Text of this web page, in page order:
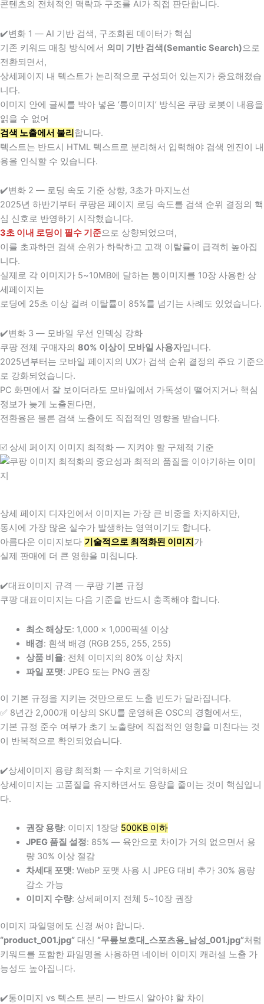
콘텐츠의 전체적인 맥락과 구조를 AI가 직접 판단합니다.
✔️변화 1 — AI 기반 검색, 구조화된 데이터가 핵심
기존 키워드 매칭 방식에서 의미 기반 검색(Semantic Search)으로
전환되면서,
상세페이지 내 텍스트가 논리적으로 구성되어 있는지가 중요해졌습
니다.
이미지 안에 글씨를 박아 넣은 ‘통이미지’ 방식은 쿠팡 로봇이 내용을
읽을 수 없어
검색 노출에서 불리합니다.
텍스트는 반드시 HTML 텍스트로 분리해서 입력해야 검색 엔진이 내
용을 인식할 수 있습니다.
✔️변화 2 — 로딩 속도 기준 상향, 3초가 마지노선
2025년 하반기부터 쿠팡은 페이지 로딩 속도를 검색 순위 결정의 핵
심 신호로 반영하기 시작했습니다.
3초 이내 로딩이 필수 기준으로 상향되었으며,
이를 초과하면 검색 순위가 하락하고 고객 이탈률이 급격히 높아집
니다.
실제로 각 이미지가 5~10MB에 달하는 통이미지를 10장 사용한 상
세페이지는
로딩에 25초 이상 걸려 이탈률이 85%를 넘기는 사례도 있었습니다.
✔️변화 3 — 모바일 우선 인덱싱 강화
쿠팡 전체 구매자의 80% 이상이 모바일 사용자입니다.
2025년부터는 모바일 페이지의 UX가 검색 순위 결정의 주요 기준으
로 강화되었습니다.
PC 화면에서 잘 보이더라도 모바일에서 가독성이 떨어지거나 핵심
정보가 늦게 노출된다면,
전환율은 물론 검색 노출에도 직접적인 영향을 받습니다.
☑️ 상세 페이지 이미지 최적화 — 지켜야 할 구체적 기준
상세 페이지 디자인에서 이미지는 가장 큰 비중을 차지하지만,
동시에 가장 많은 실수가 발생하는 영역이기도 합니다.
아름다운 이미지보다 기술적으로 최적화된 이미지 가
실제 판매에 더 큰 영향을 미칩니다.
✔️대표이미지 규격 — 쿠팡 기본 규정
쿠팡 대표이미지는 다음 기준을 반드시 충족해야 합니다.
최소 해상도: 1,000 × 1,000픽셀 이상
배경: 흰색 배경 (RGB 255, 255, 255)
상품 비율: 전체 이미지의 80% 이상 차지
파일 포맷: JPEG 또는 PNG 권장
이 기본 규정을 지키는 것만으로도 노출 빈도가 달라집니다.
✅ 8년간 2,000개 이상의 SKU를 운영해온 OSC의 경험에서도,
기본 규정 준수 여부가 초기 노출량에 직접적인 영향을 미친다는 것
이 반복적으로 확인되었습니다.
✔️상세이미지 용량 최적화 — 수치로 기억하세요
상세이미지는 고품질을 유지하면서도 용량을 줄이는 것이 핵심입니
다.
권장 용량: 이미지 1장당 500KB 이하
JPEG 품질 설정: 85% — 육안으로 차이가 거의 없으면서 용
량 30% 이상 절감
차세대 포맷: WebP 포맷 사용 시 JPEG 대비 추가 30% 용량
감소 가능
이미지 수량: 상세페이지 전체 5~10장 권장
이미지 파일명에도 신경 써야 합니다.
“product_001.jpg” 대신 “무릎보호대_스포츠용_남성_001.jpg”처럼
키워드를 포함한 파일명을 사용하면 네이버 이미지 캐러셀 노출 가
능성도 높아집니다.
✔️통이미지 vs 텍스트 분리 — 반드시 알아야 할 차이